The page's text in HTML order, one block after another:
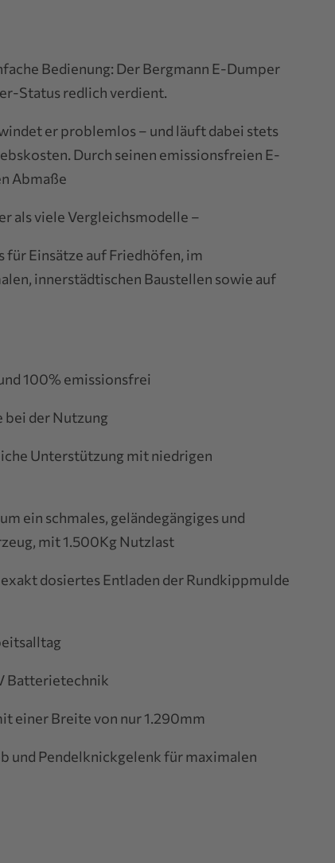
Bedienung: Der Bergmann E-Dumper
Status redlich verdient.
er problemlos – und läuft dabei stets
Durch seinen emissionsfreien E-
Abmaße
als viele Vergleichsmodelle –
für Einsätze auf Friedhöfen, im
innerstädtischen Baustellen sowie auf
100% emissionsfrei
bei der Nutzung
Unterstützung mit niedrigen
ein schmales, geländegängiges und
mit 1.500Kg Nutzlast
dosiertes Entladen der Rundkippmulde
Batterietechnik
einer Breite von nur 1.290mm
und Pendelknickgelenk für maximalen